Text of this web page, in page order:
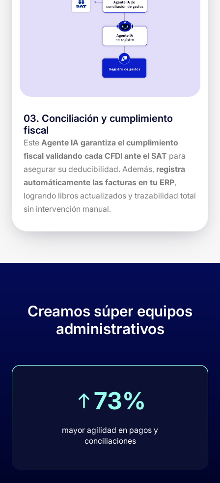
03. Conciliación y cumplimiento
fiscal
Este Agente IA garantiza el cumplimiento
fiscal validando cada CFDI ante el SAT para
asegurar su deducibilidad. Además, registra
automáticamente las facturas en tu ERP,
logrando libros actualizados y trazabilidad total
sin intervención manual.
Creamos súper equipos
administrativos
73%
mayor agilidad en pagos y
conciliaciones